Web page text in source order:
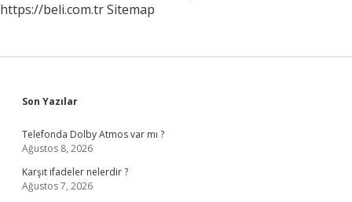
https://beli.com.trSitemap
Sidebar
Son Yazılar
Telefonda Dolby Atmos var mı ?
Ağustos 8, 2026
Karşıt ifadeler nelerdir ?
Ağustos 7, 2026